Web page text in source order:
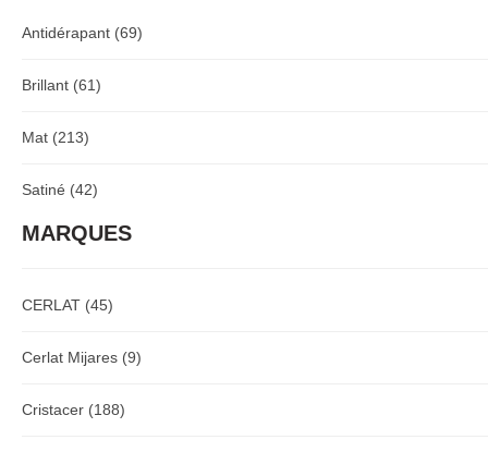
Antidérapant (69)
Brillant (61)
Mat (213)
Satiné (42)
MARQUES
CERLAT (45)
Cerlat Mijares (9)
Cristacer (188)